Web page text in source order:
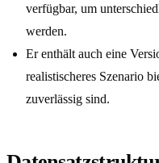
verfügbar, um
werden.
Er enthält auch eine
realistischeres Szenario
zuverlässig sind.